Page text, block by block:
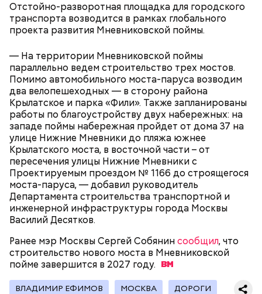
Отстойно-разворотная площадка для городского
транспорта возводится в рамках глобального
проекта развития Мневниковской поймы.
— На территории Мневниковской поймы
параллельно ведем строительство трех мостов.
Помимо автомобильного моста-паруса возводим
два велопешеходных — в сторону района
Крылатское и парка «Фили». Также запланированы
работы по благоустройству двух набережных: на
западе поймы набережная пройдет от дома 37 на
улице Нижние Мневники до пляжа южнее
Крылатского моста, в восточной части – от
пересечения улицы Нижние Мневники с
Проектируемым проездом № 1166 до строящегося
моста-паруса, — добавил руководитель
Департамента строительства транспортной и
инженерной инфраструктуры города Москвы
Василий Десятков.
Ранее мэр Москвы Сергей Собянинсообщил, что
строительство нового моста в Мневниковской
пойме завершится в 2027 году.
ВЛАДИМИР ЕФИМОВ МОСКВА ДОРОГИ
Мастерские и лаборатории колледжей, которые
уже обновили, больше напоминают реальные
производственные площадки, нежели учебные
помещения.
В Московском государственном колледже
электромеханики и информационных технологий
обучают по профессии «Мастер вертикального
транспорта». Здесь есть мастерская, где учат
будущих электромехаников по лифтам.
Модернизировали также лабораторию
композитных материалов в Политехническом
колледже имени Н. Н. Годовикова. Там студенты
изготавливают детали из стеклоткани и
углеволокна, проверяют их качество на новых
дефектоскопах и работают на лазерном и
гибочном станках с ЧПУ. Здесь же появился
учебный комплекс с технологией дополненной
реальности, который помогает студентам изучать
устройство авиационных двигателей.
особенностями здоровья
профессии будут престижными
Все участники экскурсии отметили масштабы
пространства кинопарка и возможность
перемещаться из одной эпохи в другую.